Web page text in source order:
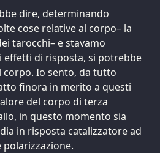
dire, determinando
cose relative al corpo– la
tarocchi– e stavamo
effetti di risposta, si potrebbe
corpo. Io sento, da tutto
finora in merito a questi
del corpo di terza
in questo momento sia
in risposta catalizzatore ad